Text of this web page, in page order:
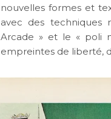
nouvelles formes et
avec des techniques
Arcade » et le « poli
empreintes de liberté,